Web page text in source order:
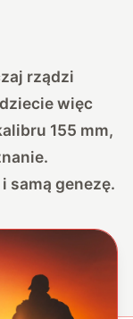
rządzi
więc
155 mm,
samą genezę.